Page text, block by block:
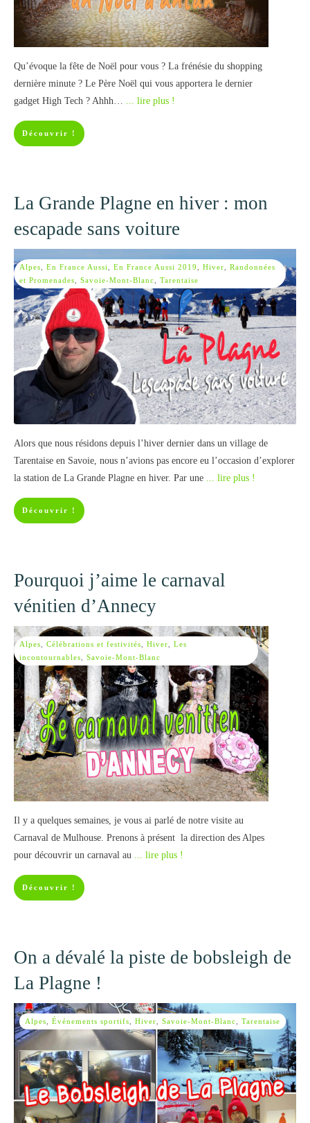
Qu’évoque la fête de Noël pour vous ? La frénésie du shopping
dernière minute ? Le Père Noël qui vous apportera le dernier
gadget High Tech ? Ahhh… ... lire plus !
Découvrir !
La Grande Plagne en hiver : mon
escapade sans voiture
Alpes En France Aussi En France Aussi 2019 Hiver
Randonnées
et Promenades
Savoie-Mont-Blanc Tarentaise
Alors que nous résidons depuis l’hiver dernier dans un village de
Tarentaise en Savoie, nous n’avions pas encore eu l’occasion d’explorer
la station de La Grande Plagne en hiver. Par une ... lire plus !
Découvrir !
Pourquoi j’aime le carnaval
vénitien d’Annecy
Alpes Célébrations et festivités Hiver
Les
incontournables
Savoie-Mont-Blanc
Il y a quelques semaines, je vous ai parlé de notre visite au
Carnaval de Mulhouse. Prenons à présent la direction des Alpes
pour découvrir un carnaval au ... lire plus !
Découvrir !
On a dévalé la piste de bobsleigh de
La Plagne !
Alpes Événements sportifs Hiver Savoie-Mont-Blanc Tarentaise